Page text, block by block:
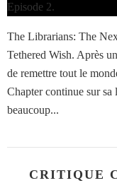
The Librarians: The
Tethered Wish. Après
de remettre tout le
Chapter continue sur sa
beaucoup...
CRITIQUE